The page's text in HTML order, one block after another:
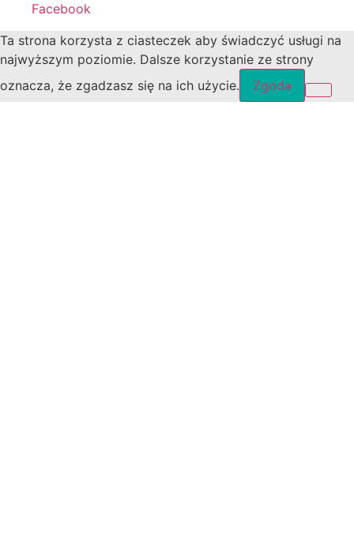
Facebook
Ta strona korzysta z ciasteczek aby świadczyć usługi na
najwyższym poziomie. Dalsze korzystanie ze strony
oznacza, że zgadzasz się na ich użycie.
Zgoda